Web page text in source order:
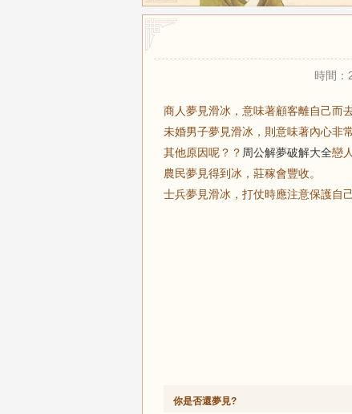
時間
商人夢見滑冰，意味著顧客離自己而
未婚男子夢見滑冰，則意味著內心非
其他原因呢？？ 周公解夢破解大全戀
農民夢見得到冰，莊稼會豐收。
士兵夢見滑冰，打仗時應注意保護自己
你是否還夢見?